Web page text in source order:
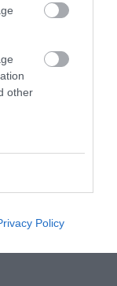
other
Policy